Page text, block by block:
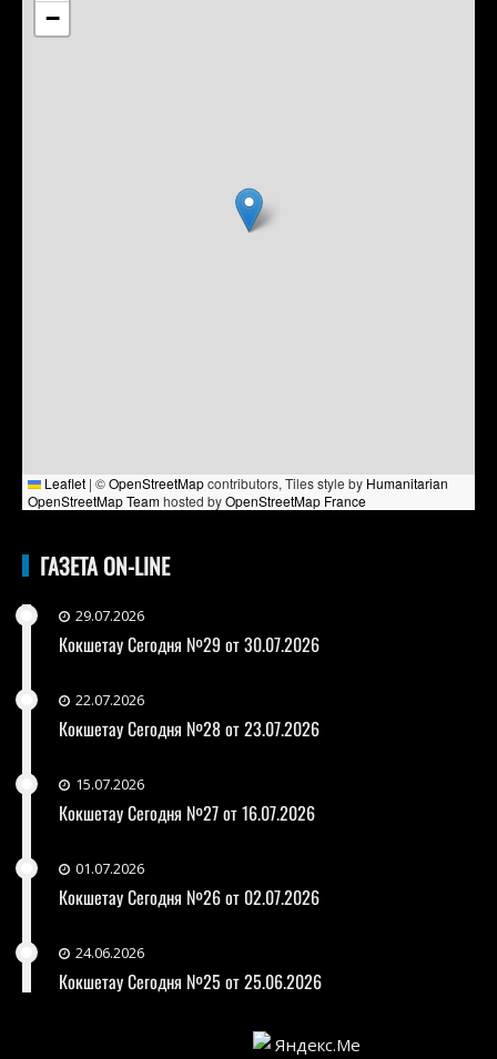
−
Leaflet | ©OpenStreetMapcontributors, Tiles style by Humanitarian
OpenStreetMap Teamhosted byOpenStreetMap France
ГАЗЕТА ON-LINE
29.07.2026
Кокшетау Сегодня №29 от 30.07.2026
22.07.2026
Кокшетау Сегодня №28 от 23.07.2026
15.07.2026
Кокшетау Сегодня №27 от 16.07.2026
01.07.2026
Кокшетау Сегодня №26 от 02.07.2026
24.06.2026
Кокшетау Сегодня №25 от 25.06.2026